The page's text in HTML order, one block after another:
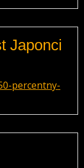
Japonci
percentny-